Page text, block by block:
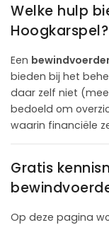
Welke hulp
Hoogkarspel?
Een
bieden bij het
daar zelf niet
bedoeld om
waarin financiële
Gratis
Op deze pagina